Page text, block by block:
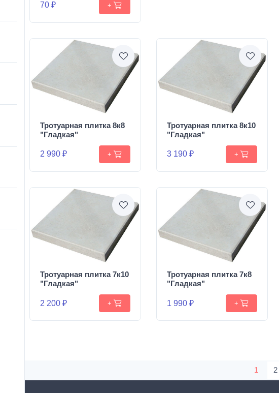
70 ₽ +
Тротуарная плитка 8к8
"Гладкая"
2 990 ₽ +
Тротуарная плитка 8к10
"Гладкая"
3 190 ₽ +
Тротуарная плитка 7к10
"Гладкая"
2 200 ₽ +
Тротуарная плитка 7к8
"Гладкая"
1 990 ₽ +
1 2